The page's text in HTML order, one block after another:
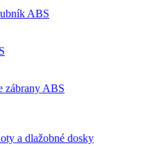
ABS
zábrany ABS
a dlažobné dosky